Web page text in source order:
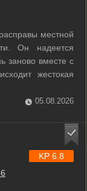
местной
Он надеется
заново вместе с
жестокая
спастись
начинает
05.08.2026
KP 6.8